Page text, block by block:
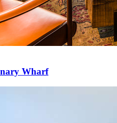
Wharf